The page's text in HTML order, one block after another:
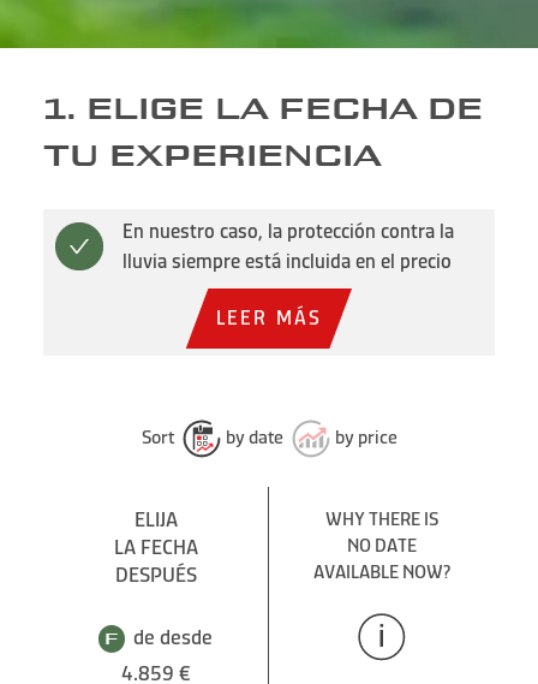
1. ELIGE LA FECHA DE
TU EXPERIENCIA
En nuestro caso, la protección contra la
lluvia siempre está incluida en el precio
LEER MÁS
Sort by date by price
ELIJA
LA FECHA
DESPUÉS
de desde
4.859 €
WHY THERE IS
NO DATE
AVAILABLE NOW?